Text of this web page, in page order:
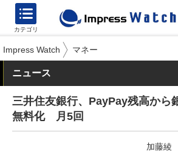
カテゴリ
Impress Watch マネー
ニュース
三井住友銀行、PayPay残高から
無料化 月5回
加藤綾